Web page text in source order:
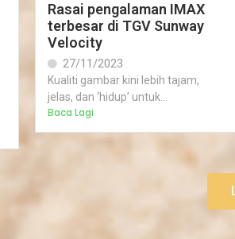
Rasai pengalaman IMAX
terbesar di TGV Sunway
Velocity
27/11/2023
Kualiti gambar kini lebih tajam,
jelas, dan ‘hidup’ untuk...
Baca Lagi